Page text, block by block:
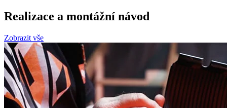
Realizace a montážní návod
Zobrazit vše